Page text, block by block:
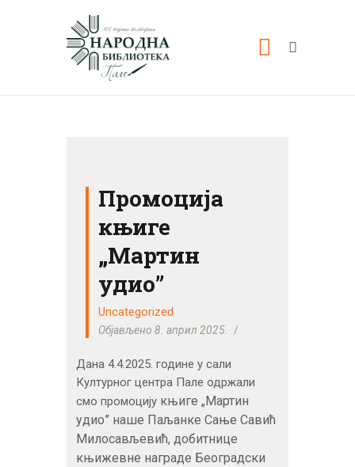
О НАМА
НОВОСТИ
ВИДЕО
ФОТО
КОНТАКТ
Промоција
књиге
„Мартин
удио”
Uncategorized
Објављено 8. април 2025.
Дана 4.4.2025. године у сали
Културног центра Пале одржали
смо промоцију књиге „Мартин
удио” наше Паљанке Сање Савић
Милосављевић, добитнице
књижевне награде Београдски